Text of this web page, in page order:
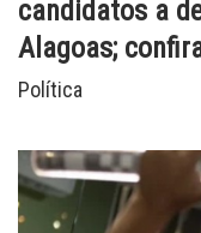
candidatos a
Alagoas;
Política